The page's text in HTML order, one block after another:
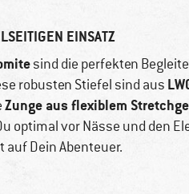
EINSATZ
sind die perfekten
robusten Stiefel sind aus
Zunge aus flexiblem
optimal vor Nässe und den
Dein Abenteuer.